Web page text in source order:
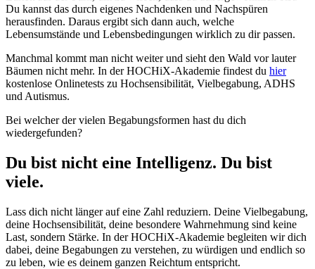
Du kannst das durch eigenes Nachdenken und Nachspüren
herausfinden. Daraus ergibt sich dann auch, welche
Lebensumstände und Lebensbedingungen wirklich zu dir passen.
Manchmal kommt man nicht weiter und sieht den Wald vor lauter
Bäumen nicht mehr. In der HOCHiX-Akademie findest du hier
kostenlose Onlinetests zu Hochsensibilität, Vielbegabung, ADHS
und Autismus.
Bei welcher der vielen Begabungsformen hast du dich
wiedergefunden?
Du bist nicht eine Intelligenz. Du bist
viele.
Lass dich nicht länger auf eine Zahl reduziern. Deine Vielbegabung,
deine Hochsensibilität, deine besondere Wahrnehmung sind keine
Last, sondern Stärke. In der HOCHiX-Akademie begleiten wir dich
dabei, deine Begabungen zu verstehen, zu würdigen und endlich so
zu leben, wie es deinem ganzen Reichtum entspricht.